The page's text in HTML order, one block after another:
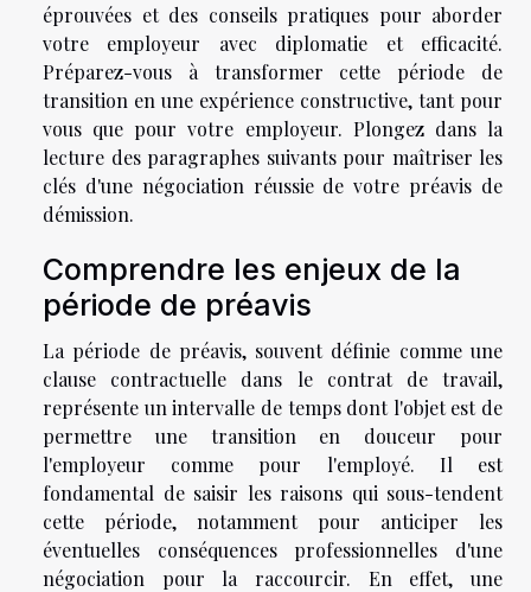
éprouvées et des conseils pratiques pour aborder
votre employeur avec diplomatie et efficacité.
Préparez-vous à transformer cette période de
transition en une expérience constructive, tant pour
vous que pour votre employeur. Plongez dans la
lecture des paragraphes suivants pour maîtriser les
clés d'une négociation réussie de votre préavis de
démission.
Comprendre les enjeux de la
période de préavis
La période de préavis, souvent définie comme une
clause contractuelle dans le contrat de travail,
représente un intervalle de temps dont l'objet est de
permettre une transition en douceur pour
l'employeur comme pour l'employé. Il est
fondamental de saisir les raisons qui sous-tendent
cette période, notamment pour anticiper les
éventuelles conséquences professionnelles d'une
négociation pour la raccourcir. En effet, une